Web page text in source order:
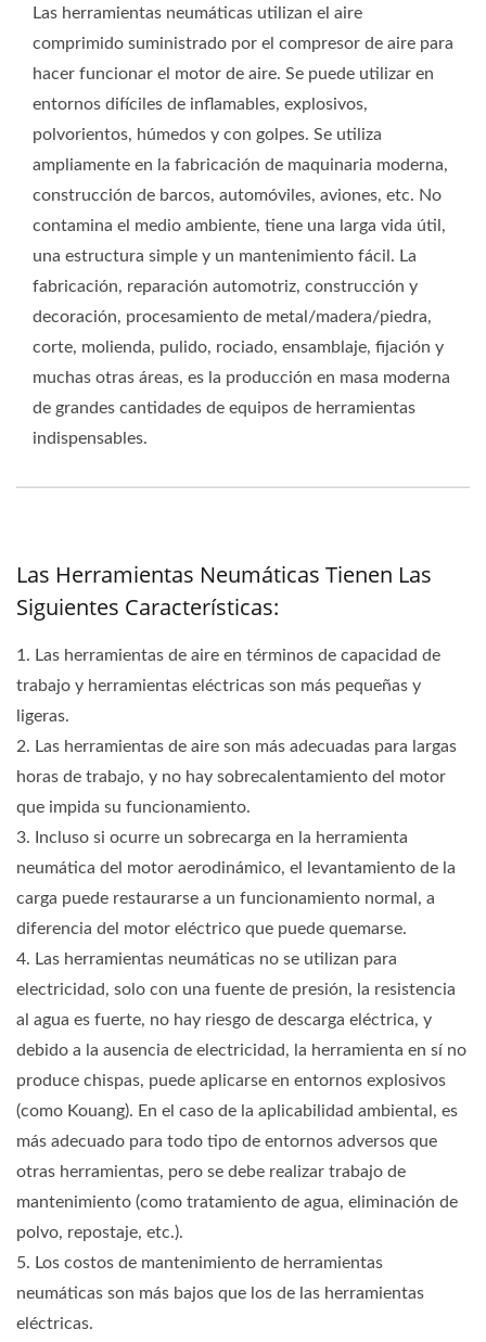
la producción en masa moderna de grandes cantidades de
equipos de herramientas indispensables.
Las herramientas neumáticas utilizan el aire
comprimido suministrado por el compresor de aire para
hacer funcionar el motor de aire. Se puede utilizar en
entornos difíciles de inflamables, explosivos,
polvorientos, húmedos y con golpes. Se utiliza
ampliamente en la fabricación de maquinaria moderna,
construcción de barcos, automóviles, aviones, etc. No
contamina el medio ambiente, tiene una larga vida útil,
una estructura simple y un mantenimiento fácil. La
fabricación, reparación automotriz, construcción y
decoración, procesamiento de metal/madera/piedra,
corte, molienda, pulido, rociado, ensamblaje, fijación y
muchas otras áreas, es la producción en masa moderna
de grandes cantidades de equipos de herramientas
indispensables.
Las Herramientas Neumáticas Tienen Las
Siguientes Características:
1. Las herramientas de aire en términos de capacidad de
trabajo y herramientas eléctricas son más pequeñas y
ligeras.
2. Las herramientas de aire son más adecuadas para largas
horas de trabajo, y no hay sobrecalentamiento del motor
que impida su funcionamiento.
3. Incluso si ocurre un sobrecarga en la herramienta
neumática del motor aerodinámico, el levantamiento de la
carga puede restaurarse a un funcionamiento normal, a
diferencia del motor eléctrico que puede quemarse.
4. Las herramientas neumáticas no se utilizan para
electricidad, solo con una fuente de presión, la resistencia
al agua es fuerte, no hay riesgo de descarga eléctrica, y
debido a la ausencia de electricidad, la herramienta en sí no
produce chispas, puede aplicarse en entornos explosivos
(como Kouang). En el caso de la aplicabilidad ambiental, es
más adecuado para todo tipo de entornos adversos que
otras herramientas, pero se debe realizar trabajo de
mantenimiento (como tratamiento de agua, eliminación de
polvo, repostaje, etc.).
5. Los costos de mantenimiento de herramientas
neumáticas son más bajos que los de las herramientas
eléctricas.